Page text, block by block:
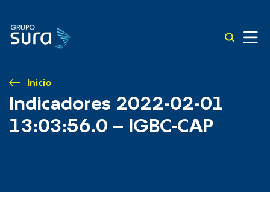
Inicio
Indicadores 2022-02-01
13:03:56.0 – IGBC-CAP